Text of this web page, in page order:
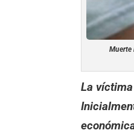
Muerte
La